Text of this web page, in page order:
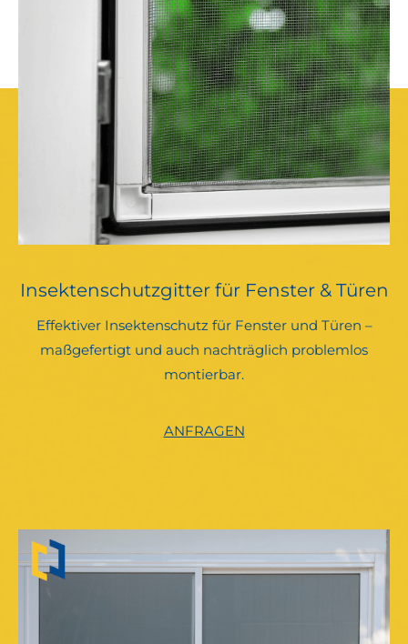
Insektenschutzgitter für Fenster & Türen
Effektiver Insektenschutz für Fenster und Türen –
maßgefertigt und auch nachträglich problemlos
montierbar.
ANFRAGEN